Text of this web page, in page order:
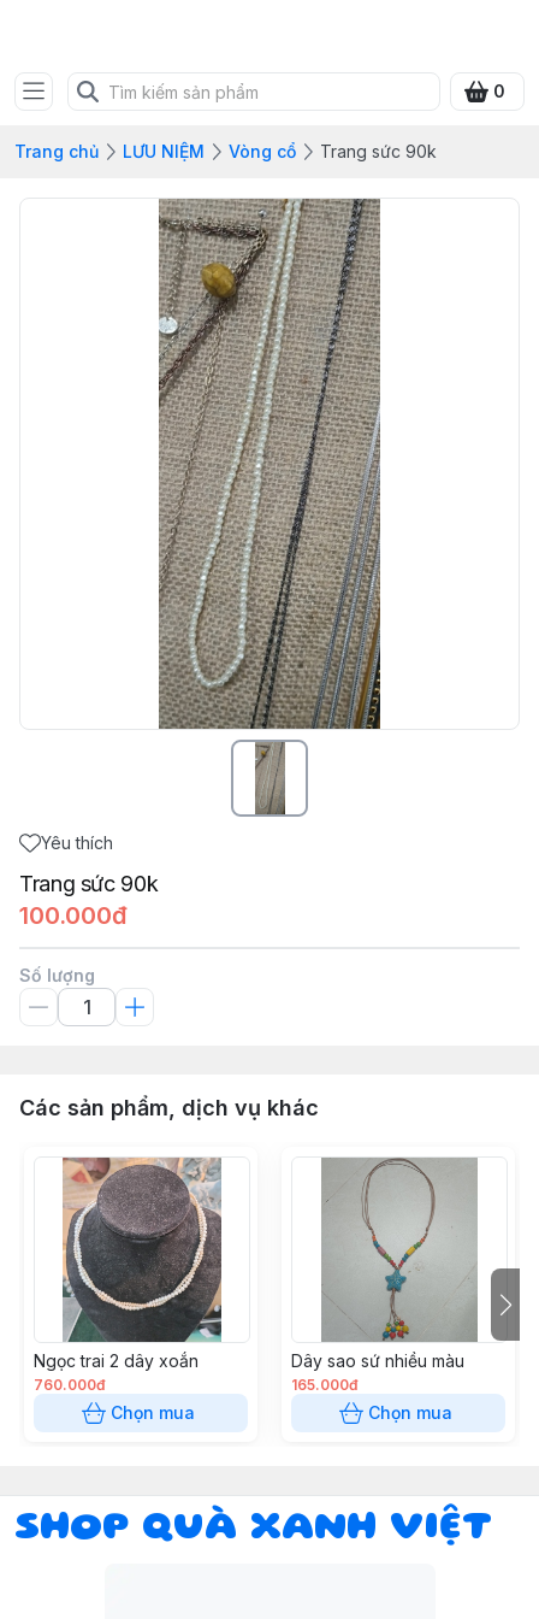
0
Trang chủ LƯU NIỆM Vòng cổ Trang sức 90k
Yêu thích
Trang sức 90k
100.000đ
Số lượng
Các sản phẩm, dịch vụ khác
Ngọc trai 2 dây xoắn
760.000đ
Chọn mua
Dây sao sứ nhiều màu
165.000đ
Chọn mua
SHOP QUÀ XANH VIỆT